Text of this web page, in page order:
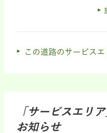
この道路のサービスエ
「サービスエリ
お知らせ